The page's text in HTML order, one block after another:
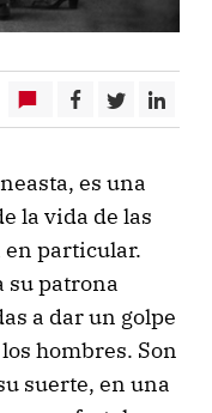
es una
la vida de las
en particular.
su patrona
a dar un golpe
hombres. Son
suerte, en una